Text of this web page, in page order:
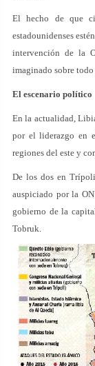
El hecho de que
estadounidenses
intervención de la
imaginado sobre
El escenario político
En la actualidad,
por el liderazgo en
regiones del este y
De los dos en
auspiciado por la
gobierno de la
Tobruk.